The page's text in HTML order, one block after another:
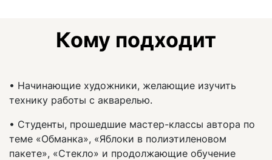
Кому подходит
• Начинающие художники, желающие изучить
технику работы с акварелью.
• Студенты, прошедшие мастер-классы автора по
теме «Обманка», «Яблоки в полиэтиленовом
пакете», «Стекло» и продолжающие обучение